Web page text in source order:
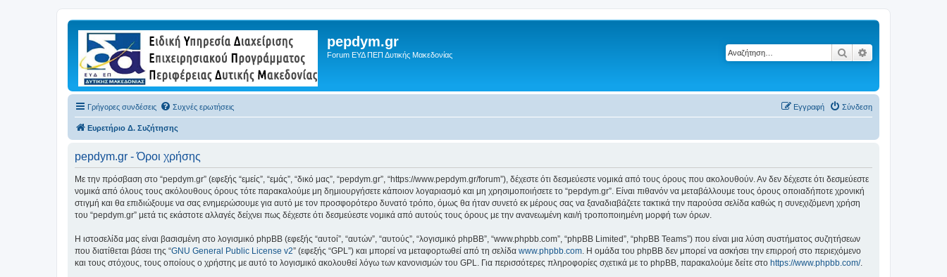
pepdym.gr
Forum ΕΥΔ ΠΕΠ Δυτικής Μακεδονίας Αναζήτηση
Γρήγορες συνδέσεις Συχνές ερωτήσεις Σύνδεση
Εγγραφή
Ευρετήριο Δ. Συζήτησης
pepdym.gr - Όροι χρήσης
Με την πρόσβαση στο “pepdym.gr” (εφεξής “εμείς”, “εμάς”, “δικό μας”, “pepdym.gr”, “https://www.pepdym.gr/forum”), δέχεστε ότι δεσμεύεστε νομικά από τους όρους που ακολουθούν. Αν δεν δέχεστε ότι δεσμεύεστε
νομικά από όλους τους ακόλουθους όρους τότε παρακαλούμε μη δημιουργήσετε κάποιον λογαριασμό και μη χρησιμοποιήσετε το “pepdym.gr”. Είναι πιθανόν να μεταβάλλουμε τους όρους οποιαδήποτε χρονική
στιγμή και θα επιδιώξουμε να σας ενημερώσουμε για αυτό με τον προσφορότερο δυνατό τρόπο, όμως θα ήταν συνετό εκ μέρους σας να ξαναδιαβάζετε τακτικά την παρούσα σελίδα καθώς η συνεχιζόμενη χρήση
του “pepdym.gr” μετά τις εκάστοτε αλλαγές δείχνει πως δέχεστε ότι δεσμεύεστε νομικά από αυτούς τους όρους με την ανανεωμένη και/ή τροποποιημένη μορφή των όρων.
Η ιστοσελίδα μας είναι βασισμένη στο λογισμικό phpBB (εφεξής “αυτοί”, “αυτών”, “αυτούς”, “λογισμικό phpBB”, “www.phpbb.com”, “phpBB Limited”, “phpBB Teams”) που είναι μια λύση συστήματος συζητήσεων
που διατίθεται βάσει της “GNU General Public License v2” (εφεξής “GPL”) και μπορεί να μεταφορτωθεί από τη σελίδα www.phpbb.com. Η ομάδα του phpBB δεν μπορεί να ασκήσει την επιρροή στο περιεχόμενο
και τους στόχους, τους οποίους ο χρήστης με αυτό το λογισμικό ακολουθεί λόγω των κανονισμών του GPL. Για περισσότερες πληροφορίες σχετικά με το phpBB, παρακαλούμε δείτε στο https://www.phpbb.com/.